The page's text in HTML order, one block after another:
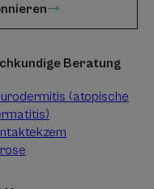
Beratung
(atopische